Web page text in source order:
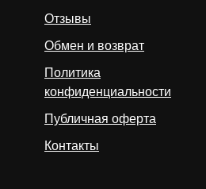
Отзывы
Обмен и возврат
Политика
конфиденциальности
Публичная оферта
Контакты